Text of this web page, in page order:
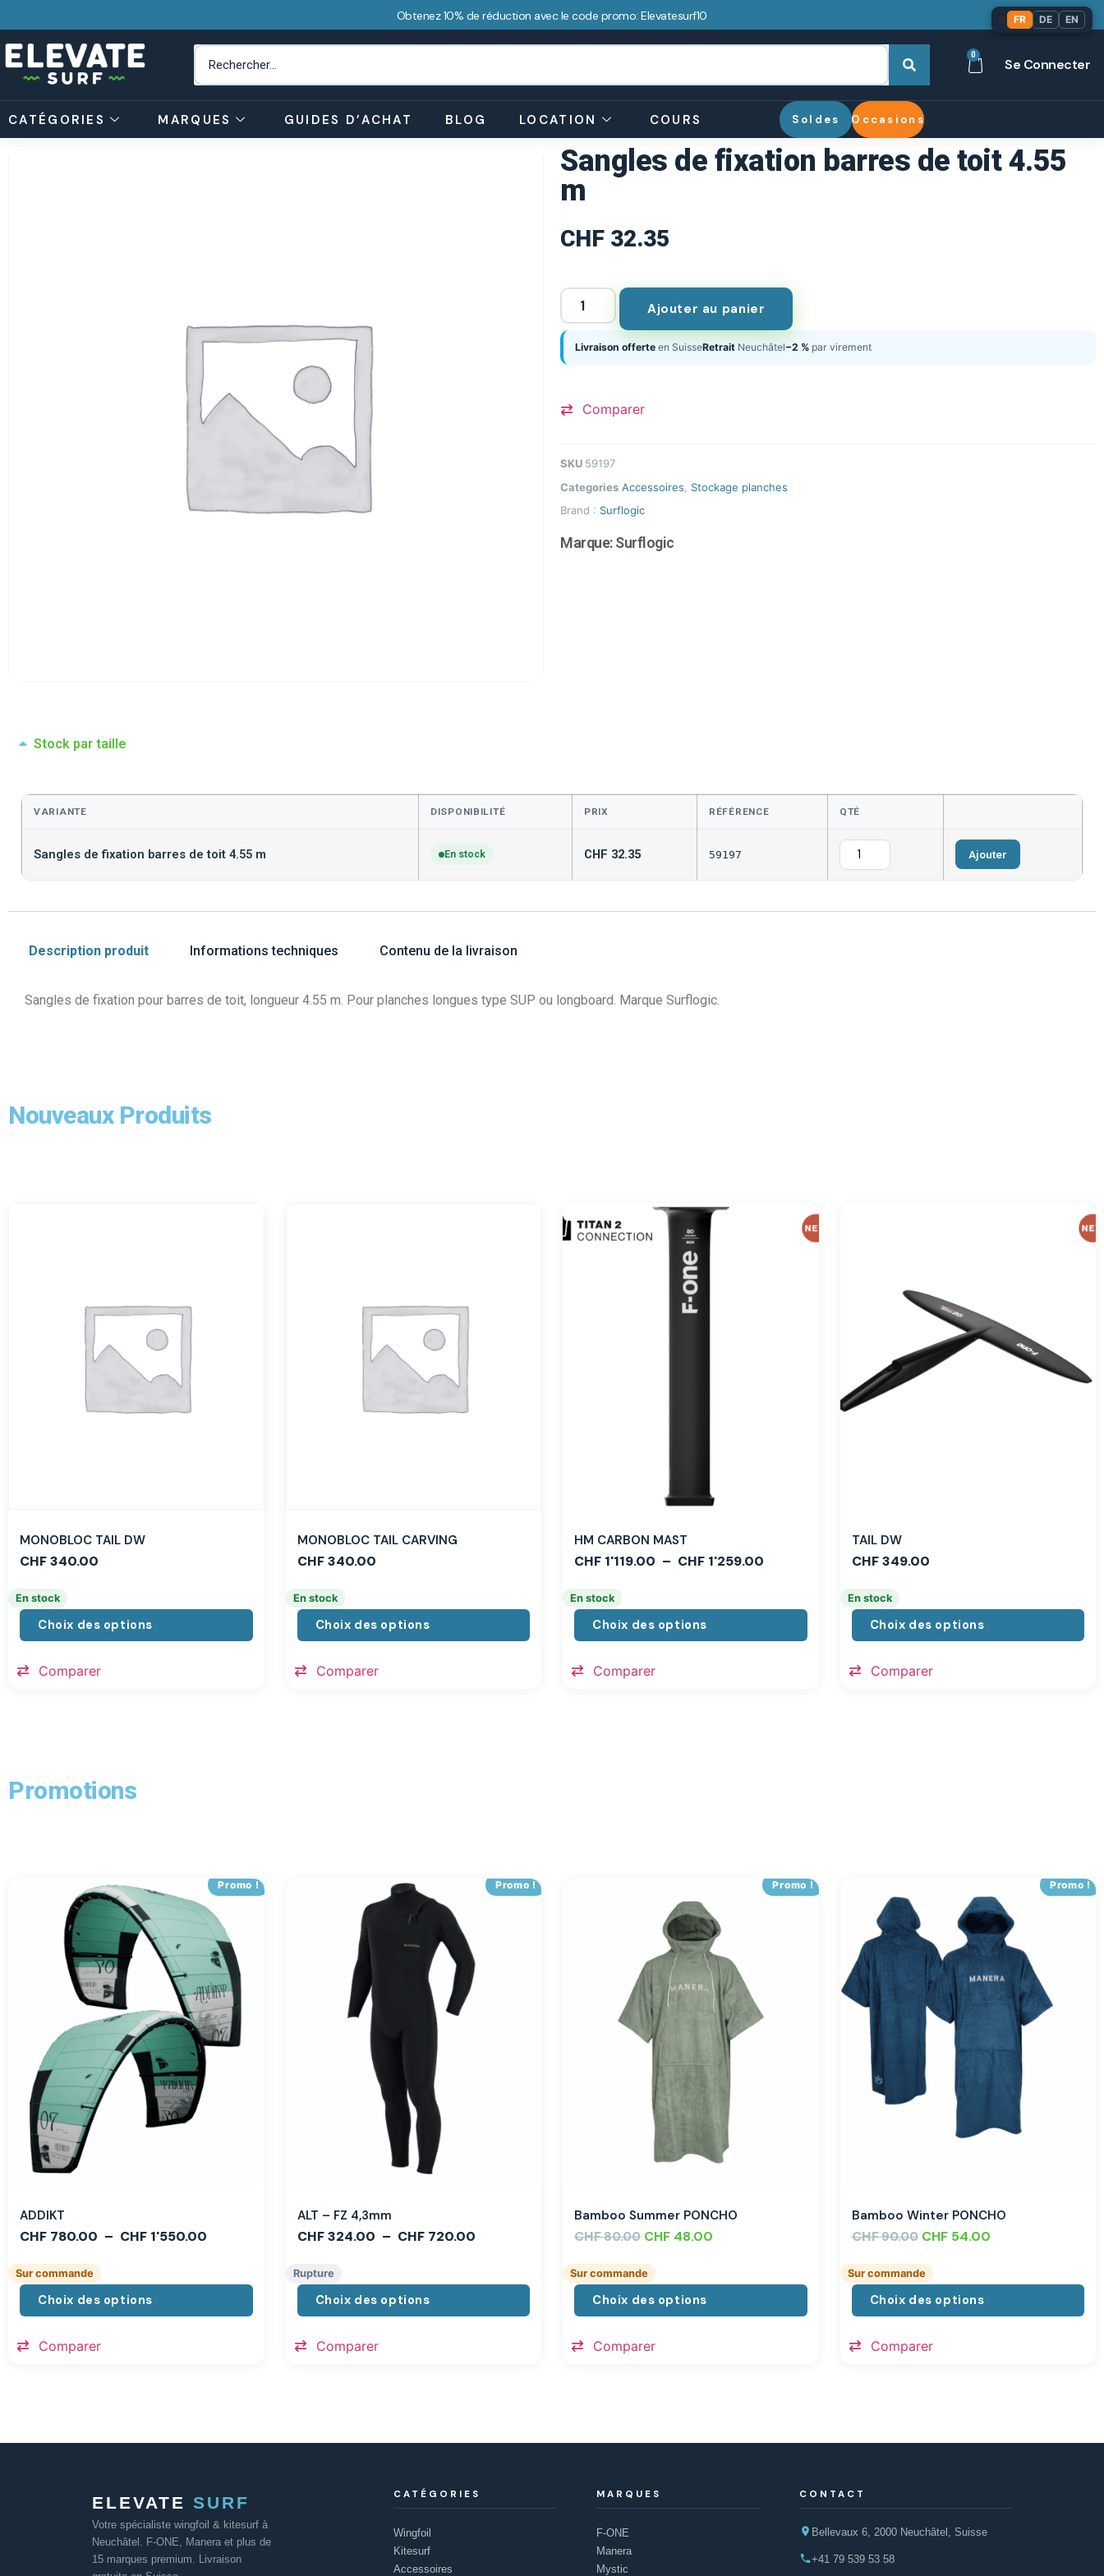
Obtenez 10% de réduction avec le code promo: Elevatesurf10
0
Se Connecter
CATÉGORIES MARQUES GUIDES D’ACHAT BLOG LOCATION COURS Soldes Occasions
Sangles de fixation barres de toit 4.55
m
CHF 32.35
Ajouter au panier
Livraison offerte en SuisseRetrait Neuchâtel−2 % par virement
Comparer
SKU 59197
Categories Accessoires, Stockage planches
Brand : Surflogic
Marque:Surflogic
Stock par taille
VARIANTE DISPONIBILITÉ PRIX RÉFÉRENCE QTÉ
Sangles de fixation barres de toit 4.55 m En stock CHF 32.35 59197 Ajouter
Description produit Informations techniques Contenu de la livraison
Sangles de fixation pour barres de toit, longueur 4.55 m. Pour planches longues type SUP ou longboard. Marque Surflogic.
Nouveaux Produits
MONOBLOC TAIL DW
CHF340.00
En stock
Choix des options
Comparer
MONOBLOC TAIL CARVING
CHF340.00
En stock
Choix des options
Comparer
HM CARBON MAST
CHF 1'119.00 – CHF 1'259.00
En stock
Choix des options
Comparer
TAIL DW
CHF349.00
En stock
Choix des options
Comparer
Promotions
Promo !
ADDIKT
CHF 780.00 – CHF 1'550.00
Sur commande
Choix des options
Comparer
Promo !
ALT – FZ 4,3mm
CHF324.00 – CHF720.00
Rupture
Choix des options
Comparer
Promo !
Bamboo Summer PONCHO
CHF80.00 CHF 48.00
Sur commande
Choix des options
Comparer
Promo !
Bamboo Winter PONCHO
CHF90.00 CHF54.00
Sur commande
Choix des options
Comparer
ELEVATE SURF
Votre spécialiste wingfoil & kitesurf à
Neuchâtel. F-ONE, Manera et plus de
15 marques premium. Livraison
CATÉGORIES
Wingfoil
Kitesurf
Accessoires
MARQUES
F-ONE
Manera
Mystic
CONTACT
Bellevaux 6, 2000 Neuchâtel, Suisse
+41 79 539 53 58
FR DE EN